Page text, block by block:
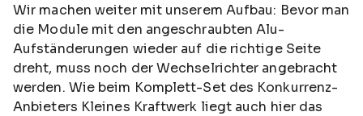
Wir machen weiter mit unserem Aufbau: Bevor man
die Module mit den angeschraubten Alu-
Aufständerungen wieder auf die richtige Seite
dreht, muss noch der Wechselrichter angebracht
werden. Wie beim Komplett-Set des Konkurrenz-
Anbieters Kleines Kraftwerk liegt auch hier das